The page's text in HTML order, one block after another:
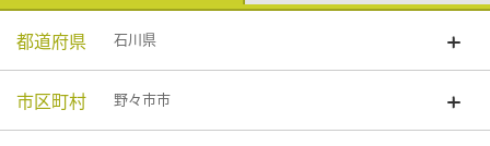
都道府県 石川県
市区町村 野々市市